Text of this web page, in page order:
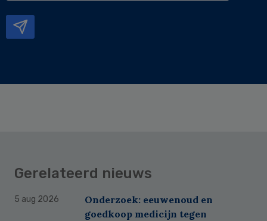
Gerelateerd nieuws
5 aug 2026
Onderzoek: eeuwenoud en
goedkoop medicijn tegen